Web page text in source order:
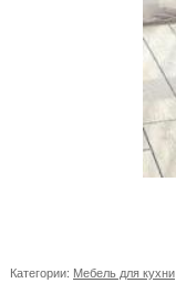
Категории: Мебель для кухни